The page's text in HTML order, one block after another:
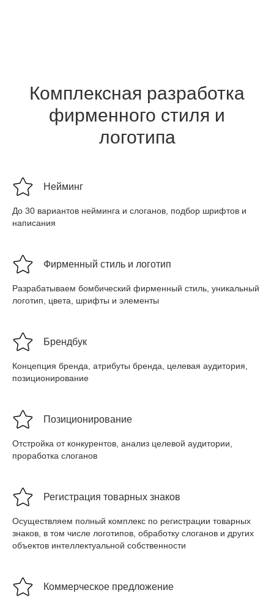
Комплексная разработка
фирменного стиля и
логотипа
Нейминг
До 30 вариантов нейминга и слоганов, подбор шрифтов и
написания
Фирменный стиль и логотип
Разрабатываем бомбический фирменный стиль, уникальный
логотип, цвета, шрифты и элементы
Брендбук
Концепция бренда, атрибуты бренда, целевая аудитория,
позиционирование
Позиционирование
Отстройка от конкурентов, анализ целевой аудитории,
проработка слоганов
Регистрация товарных знаков
Осуществляем полный комплекс по регистрации товарных
знаков, в том числе логотипов, обработку слоганов и других
объектов интеллектуальной собственности
Коммерческое предложение